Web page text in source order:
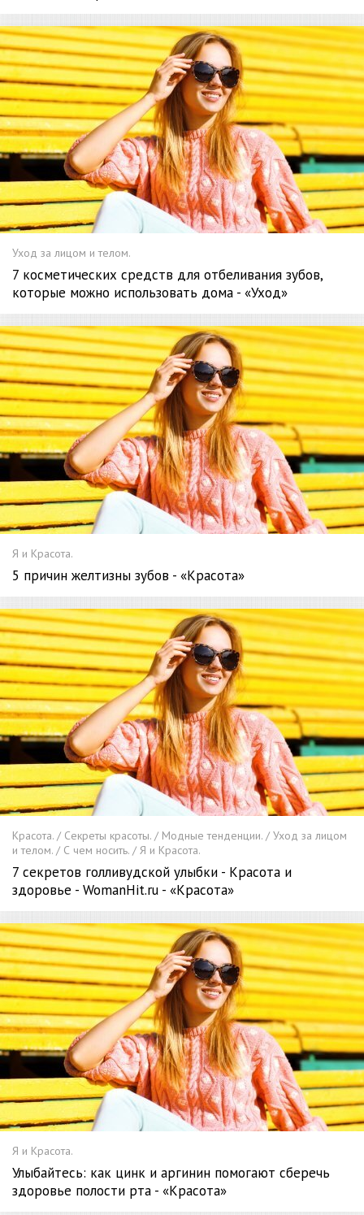
Уход за лицом и телом.
7 косметических средств для отбеливания зубов,
которые можно использовать дома - «Уход»
Я и Красота.
5 причин желтизны зубов - «Красота»
Красота. / Секреты красоты. / Модные тенденции. / Уход за лицом
и телом. / С чем носить. / Я и Красота.
7 секретов голливудской улыбки - Красота и
здоровье - WomanHit.ru - «Красота»
Я и Красота.
Улыбайтесь: как цинк и аргинин помогают сберечь
здоровье полости рта - «Красота»